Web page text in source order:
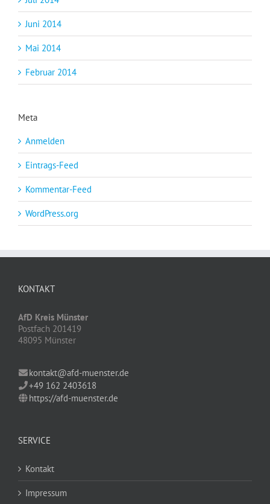
Juni 2014
Mai 2014
Februar 2014
Meta
Anmelden
Eintrags-Feed
Kommentar-Feed
WordPress.org
KONTAKT
AfD Kreis Münster
Postfach 201419
48095 Münster
kontakt@afd-muenster.de
+49 162 2403618
https://afd-muenster.de
SERVICE
Kontakt
Impressum